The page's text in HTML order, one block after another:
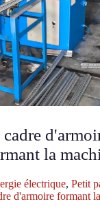
la
électrique, Petit
d'armoire formant